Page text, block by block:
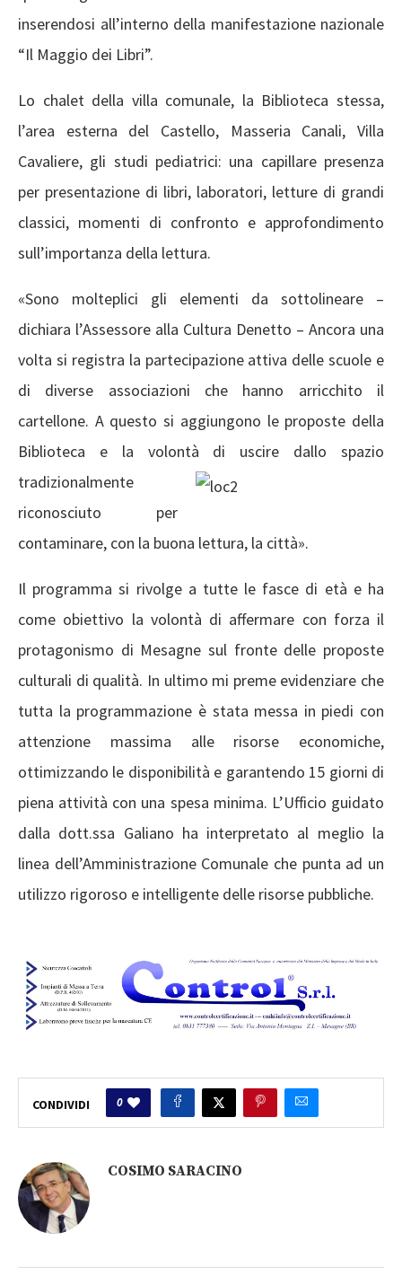
inserendosi all’interno della manifestazione nazionale
“Il Maggio dei Libri”.
Lo chalet della villa comunale, la Biblioteca stessa,
l’area esterna del Castello, Masseria Canali, Villa
Cavaliere, gli studi pediatrici: una capillare presenza
per presentazione di libri, laboratori, letture di grandi
classici, momenti di confronto e approfondimento
sull’importanza della lettura.
«Sono molteplici gli elementi da sottolineare –
dichiara l’Assessore alla Cultura Denetto – Ancora una
volta si registra la partecipazione attiva delle scuole e
di diverse associazioni che hanno arricchito il
cartellone. A questo si aggiungono le proposte della
Biblioteca e la volontà di uscire dallo spazio
tradizionalmente
riconosciuto per
contaminare, con la buona lettura, la città».
Il programma si rivolge a tutte le fasce di età e ha
come obiettivo la volontà di affermare con forza il
protagonismo di Mesagne sul fronte delle proposte
culturali di qualità. In ultimo mi preme evidenziare che
tutta la programmazione è stata messa in piedi con
attenzione massima alle risorse economiche,
ottimizzando le disponibilità e garantendo 15 giorni di
piena attività con una spesa minima. L’Ufficio guidato
dalla dott.ssa Galiano ha interpretato al meglio la
linea dell’Amministrazione Comunale che punta ad un
utilizzo rigoroso e intelligente delle risorse pubbliche.
CONDIVIDI 0
COSIMO SARACINO